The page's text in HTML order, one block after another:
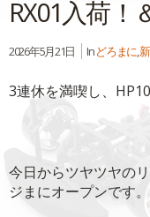
(新
し
い
ィ
ン
で
開
す)
ッ
ク
し
く
だ
(新
し
ウ
で
開
き
RX01入荷
2026年5月21日 Inどろまに,
3連休を満喫し、
今日からツヤツヤの
ジまにオープンです。